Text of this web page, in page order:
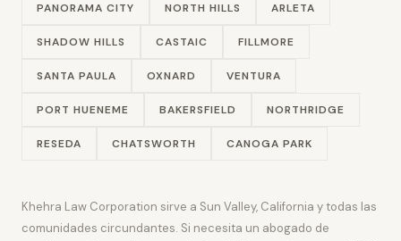
PANORAMA CITY NORTH HILLS ARLETA
SHADOW HILLS CASTAIC FILLMORE
SANTA PAULA OXNARD VENTURA
PORT HUENEME BAKERSFIELD NORTHRIDGE
RESEDA CHATSWORTH CANOGA PARK
Khehra Law Corporation sirve a Sun Valley, California y todas las
comunidades circundantes. Si necesita un abogado de